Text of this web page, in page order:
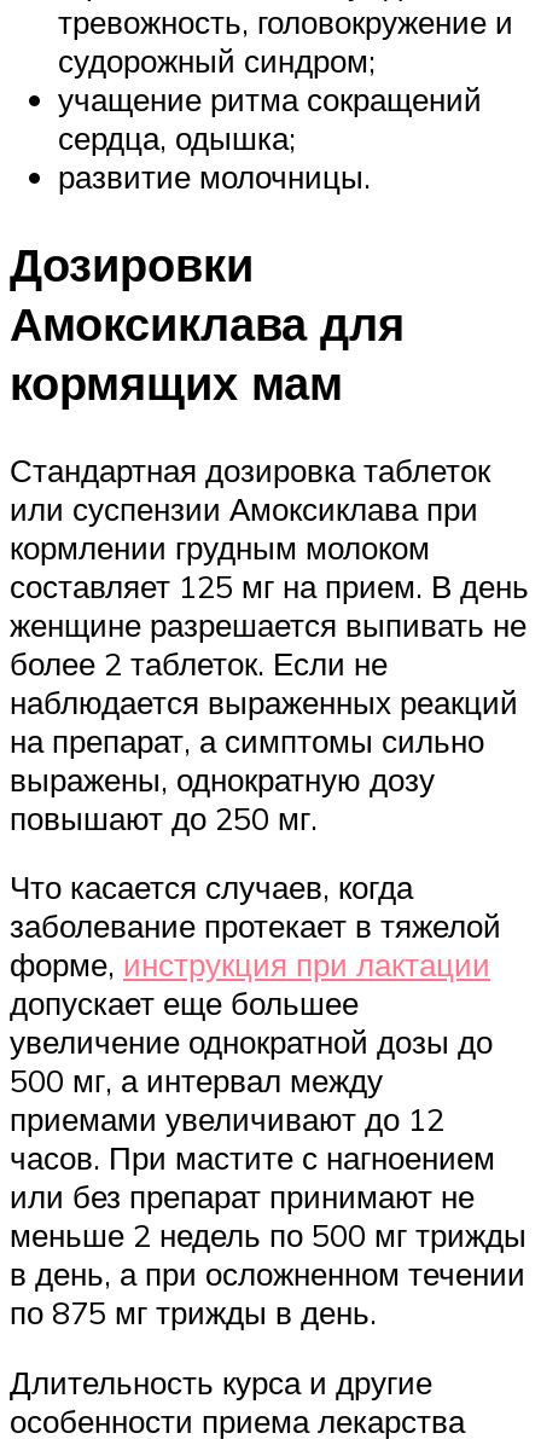
тревожность, головокружение и
судорожный синдром;
учащение ритма сокращений
сердца, одышка;
развитие молочницы.
Дозировки
Амоксиклава для
кормящих мам
Стандартная дозировка таблеток
или суспензии Амоксиклава при
кормлении грудным молоком
составляет 125 мг на прием. В день
женщине разрешается выпивать не
более 2 таблеток. Если не
наблюдается выраженных реакций
на препарат, а симптомы сильно
выражены, однократную дозу
повышают до 250 мг.
Что касается случаев, когда
заболевание протекает в тяжелой
форме, инструкция при лактации
допускает еще большее
увеличение однократной дозы до
500 мг, а интервал между
приемами увеличивают до 12
часов. При мастите с нагноением
или без препарат принимают не
меньше 2 недель по 500 мг трижды
в день, а при осложненном течении
по 875 мг трижды в день.
Длительность курса и другие
особенности приема лекарства